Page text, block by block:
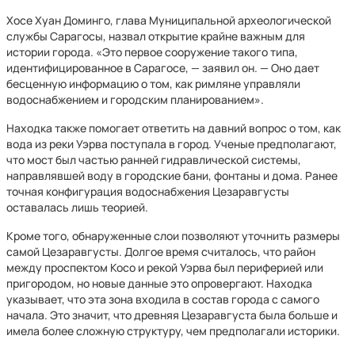
Хосе Хуан Доминго, глава Муниципальной археологической
службы Сарагосы, назвал открытие крайне важным для
истории города. «Это первое сооружение такого типа,
идентифицированное в Сарагосе, — заявил он. — Оно дает
бесценную информацию о том, как римляне управляли
водоснабжением и городским планированием».
Находка также помогает ответить на давний вопрос о том, как
вода из реки Уэрва поступала в город. Ученые предполагают,
что мост был частью ранней гидравлической системы,
направлявшей воду в городские бани, фонтаны и дома. Ранее
точная конфигурация водоснабжения Цезаравгусты
оставалась лишь теорией.
Кроме того, обнаруженные слои позволяют уточнить размеры
самой Цезаравгусты. Долгое время считалось, что район
между проспектом Косо и рекой Уэрва был периферией или
пригородом, но новые данные это опровергают. Находка
указывает, что эта зона входила в состав города с самого
начала. Это значит, что древняя Цезаравгуста была больше и
имела более сложную структуру, чем предполагали историки.